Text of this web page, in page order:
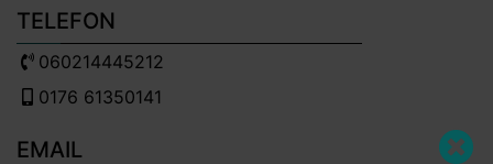
TELEFON
060214445212
0176 61350141
EMAIL